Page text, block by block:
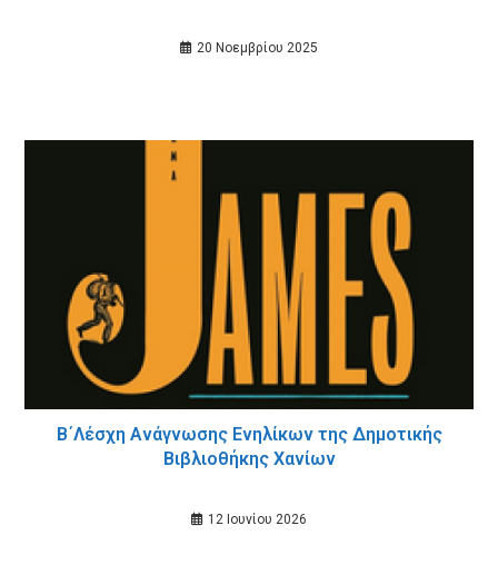
20 Νοεμβρίου 2025
Β΄Λέσχη Ανάγνωσης Ενηλίκων της Δημοτικής
Βιβλιοθήκης Χανίων
12 Ιουνίου 2026